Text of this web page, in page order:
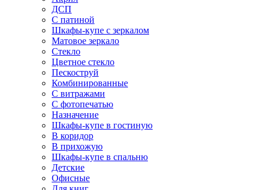
ДСП
С патиной
Шкафы-купе с зеркалом
Матовое зеркало
Стекло
Цветное стекло
Пескоструй
Комбинированные
С витражами
С фотопечатью
Назначение
Шкафы-купе в гостиную
В коридор
В прихожую
Шкафы-купе в спальню
Детские
Офисные